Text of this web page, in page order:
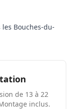
les Bouches-du-
de 13 à 22
inclus.